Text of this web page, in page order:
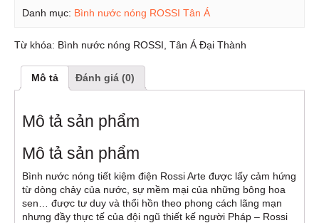
Danh mục: Bình nước nóng ROSSI Tân Á
Từ khóa: Bình nước nóng ROSSI Tân Á Đại Thành
Mô tả Đánh giá (0)
Mô tả sản phẩm
Mô tả sản phẩm
Bình nước nóng tiết kiệm điện Rossi Arte được lấy cảm hứng
từ dòng chảy của nước, sự mềm mại của những bông hoa
sen… được tư duy và thổi hồn theo phong cách lãng mạn
nhưng đầy thực tế của đội ngũ thiết kế người Pháp – Rossi